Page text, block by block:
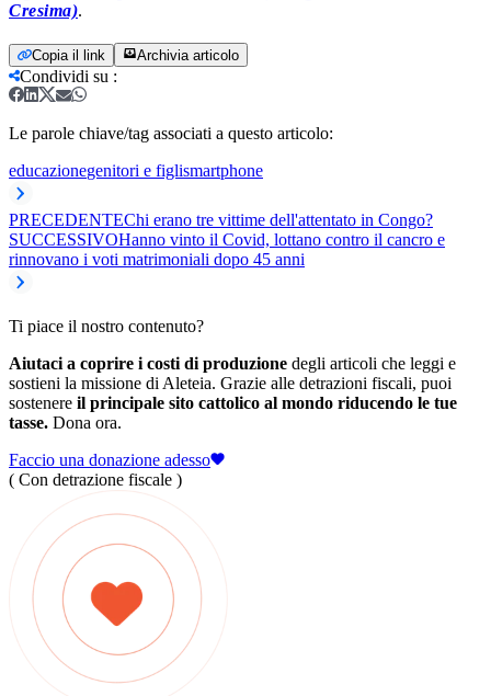
Cresima).
Copia il link Archivia articolo
Condividi su :
Le parole chiave/tag associati a questo articolo:
educazionegenitori e figlismartphone
PRECEDENTEChi erano tre vittime dell'attentato in Congo?
SUCCESSIVOHanno vinto il Covid, lottano contro il cancro e
rinnovano i voti matrimoniali dopo 45 anni
Ti piace il nostro contenuto?
Aiutaci a coprire i costi di produzione degli articoli che leggi e
sostieni la missione di Aleteia. Grazie alle detrazioni fiscali, puoi
sostenere il principale sito cattolico al mondo riducendo le tue
tasse. Dona ora.
Faccio una donazione adesso
( Con detrazione fiscale )